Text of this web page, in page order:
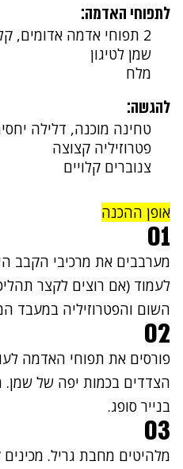
לתפוחי האדמה:
2 תפוחי אדמה אדומים, קלופים
שמן לטיגון
מלח
להגשה:
טחינה מוכנה, דלילה
פטרוזיליה קצוצה
צנוברים קלויים
אופן ההכנה
01
מערבבים את מרכיבי הקבב
לעמוד (אם רוצים לקצר
השום והפטרוזיליה במעבד
02
הצדדים בכמות יפה של
בנייר סופג.
03
מלהיטים מחבת גריל.